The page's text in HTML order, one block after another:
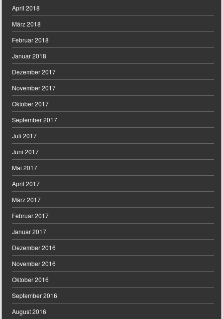
April 2018
März 2018
Februar 2018
Januar 2018
Dezember 2017
November 2017
Oktober 2017
September 2017
Juli 2017
Juni 2017
Mai 2017
April 2017
März 2017
Februar 2017
Januar 2017
Dezember 2016
November 2016
Oktober 2016
September 2016
August 2016